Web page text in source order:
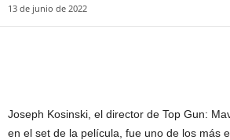
13 de junio de 2022
Joseph Kosinski, el director de Top Gun:
en el set de la película, fue uno de los más